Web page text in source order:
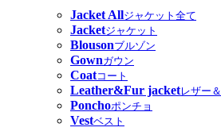
Jacket Allジャケット全て
Jacketジャケット
Blousonブルゾン
Gownガウン
Coatコート
Leather&Fur jacketレザー
Ponchoポンチョ
Vestベスト